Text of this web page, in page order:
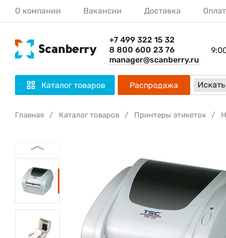
О компании Вакансии Доставка
+7 499 322 15 32
8 800 600 23 76
manager@scanberry.ru
Каталог товаров Распродажа
Главная Каталог товаров Принтеры этикеток